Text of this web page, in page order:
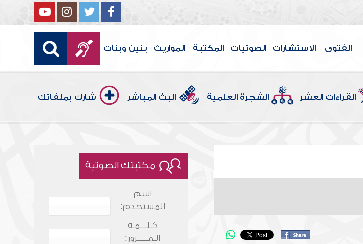
الفتوى الاستشارات الصوتيات المكتبة المواريث بنين وبنات
القراءات العشر الشجرة العلمية البث المباشر شارك بملفاتك
مكتبتك الصوتية
اسم
المستخدم:
كـلـــمـة
الـمـــــرور: